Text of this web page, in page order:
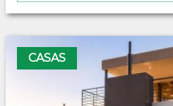
CASAS